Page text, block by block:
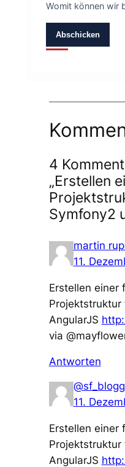
Womit können wir
Abschicken
4
„Erstellen
Symfony2
martin
11.
Erstellen einer
Projektstruktur
AngularJS
via
Antworten
11.
Erstellen einer
Projektstruktur
AngularJS